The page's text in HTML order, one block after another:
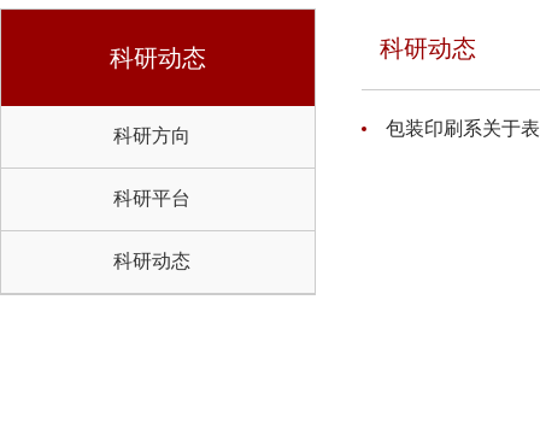
科研动态
科研方向
科研平台
科研动态
科研动态
包装印刷系关于